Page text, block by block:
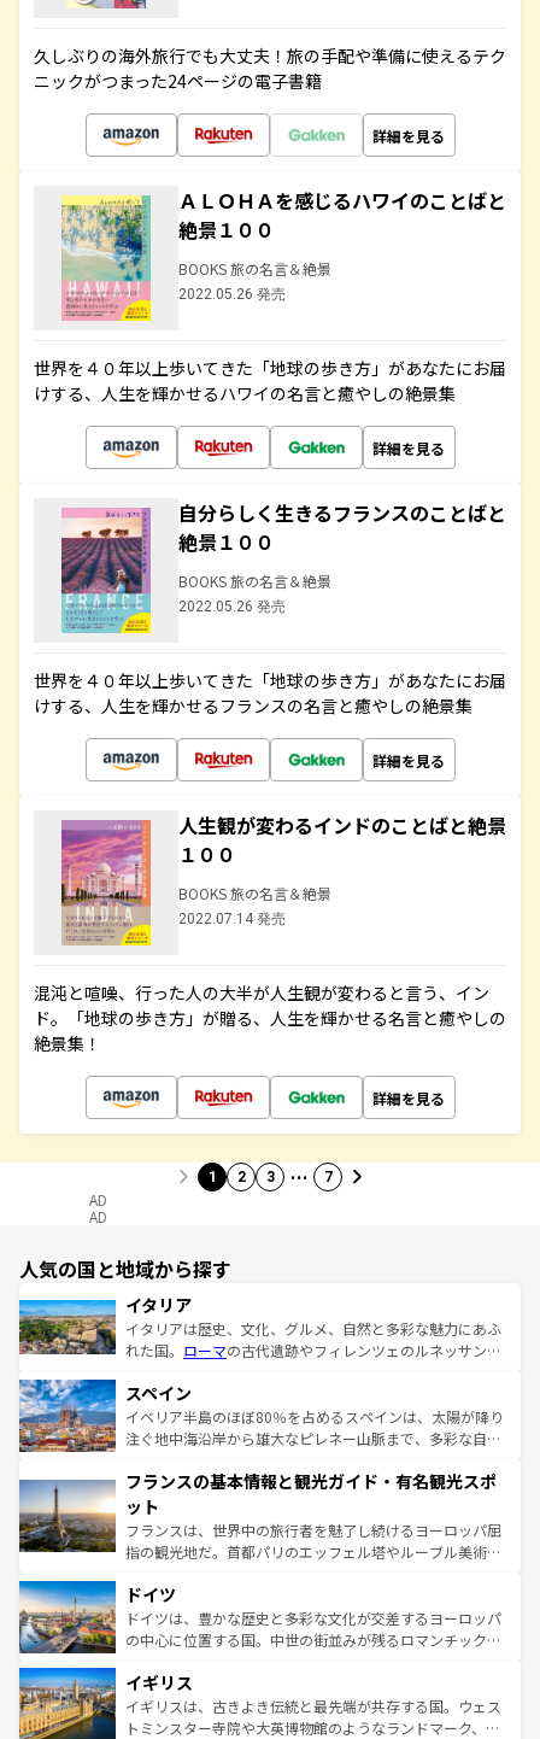
久しぶりの海外旅行でも大丈夫！旅の手配や準備に使えるテク
ニックがつまった24ページの電子書籍
詳細を見る
ＡＬＯＨＡを感じるハワイのことばと
絶景１００
BOOKS 旅の名言＆絶景
2022.05.26 発売
世界を４０年以上歩いてきた「地球の歩き方」があなたにお届
けする、人生を輝かせるハワイの名言と癒やしの絶景集
詳細を見る
自分らしく生きるフランスのことばと
絶景１００
BOOKS 旅の名言＆絶景
2022.05.26 発売
世界を４０年以上歩いてきた「地球の歩き方」があなたにお届
けする、人生を輝かせるフランスの名言と癒やしの絶景集
詳細を見る
人生観が変わるインドのことばと絶景
１００
BOOKS 旅の名言＆絶景
2022.07.14 発売
混沌と喧噪、行った人の大半が人生観が変わると言う、イン
ド。「地球の歩き方」が贈る、人生を輝かせる名言と癒やしの
絶景集！
詳細を見る
1 2 3 … 7
AD
AD
人気の国と地域から探す
イタリア
イタリアは歴史、文化、グルメ、自然と多彩な魅力にあふ
れた国。 ローマの古代遺跡やフィレンツェのルネッサンス
ろん、トスカーナの美しい田園風景やアマルフィ海岸の絶
景など、自然景観も見逃せない。観光の合間には、本場の
ピザやパスタなど、絶品のイタリア料理を堪能することも
ませてくれるイタリアで、忘れられない旅をしてみよう！
なお、新着のイタリア情報は
しい。
スペイン
イベリア半島のほぼ80％を占めるスペインは、太陽が降り
注ぐ地中海沿岸から雄大なピレネー山脈まで、多彩な自然
文化が根付くこの国では、情熱的なフラメンコ、熱気あふ
れる闘牛、そして美味しいタパスが生活の一部となってい
る。首都マドリードの洗練された雰囲気や、バルセロナの
アートに溢れた街角から、地方では古代ローマ遺跡や中世
せる。地方によって風土や気候が異なるスペインはその個
性で訪れる人を魅了する。 なお、新着のスペイン情報は コ
ンテンツ一覧を参照してほしい。
フランスの基本情報と観光ガイド・有名観光スポ
ット
フランスは、世界中の旅行者を魅了し続けるヨーロッパ屈
指の観光地だ。首都パリのエッフェル塔やルーブル美術館
で、幅広い魅力が詰まっている。華麗な宮殿、歴史的な大
聖堂、美しいビーチ、そして豊かな自然が、訪れる者を心
から魅了する。また、フランスは美食の国としても知ら
いる。シャンパンの発祥地であるランス、プロヴァンスの
香り高いラベンダー畑など、多彩な楽しみ方が可能だ。さ
らに、パリ以外の地域にも魅力が溢れており、どの街角に
ドイツ
ドイツは、豊かな歴史と多彩な文化が交差するヨーロッパ
の中心に位置する国。中世の街並みが残るロマンチック街
顔を持つこの国は、どこを歩いても飽きることがない。ベ
ルリンの文化的活気、バイエルン州のアルプスの絶景、そ
してライン川沿いのワイン畑といった風景は必見。ビール
イギリス
イギリスは、古きよき伝統と最先端が共存する国。ウェス
トミンスター寺院や大英博物館のようなランドマーク、歴